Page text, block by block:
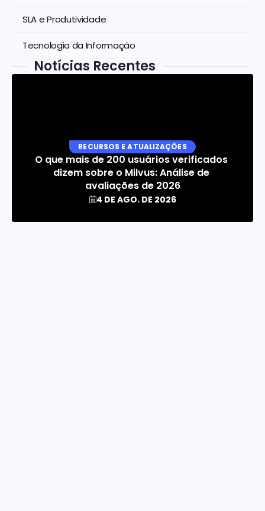
SLA e Produtividade
Tecnologia da Informação
Notícias Recentes
RECURSOS E ATUALIZAÇÕES
O que mais de 200 usuários verificados
dizem sobre o Milvus: Análise de
avaliações de 2026
4 DE AGO. DE 2026